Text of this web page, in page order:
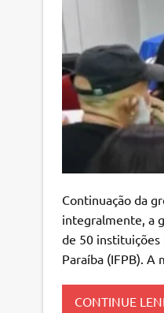
Continuação da
integralmente, a
de 50 instituições
Paraíba (IFPB).
CONTINUE